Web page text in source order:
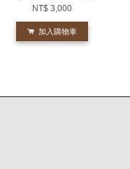
NT$ 3,000
加入購物車